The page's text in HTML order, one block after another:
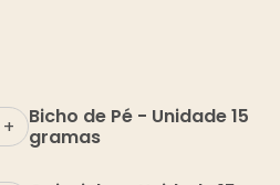
+
Bicho de Pé - Unidade 15
gramas